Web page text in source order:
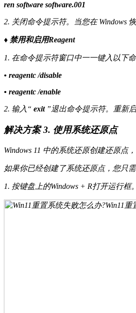
ren software software.001
2. 关闭命令提示符。当您在 Windows
♦ 禁用和启用Reagent
1. 在命令提示符窗口中一一键入以下
• reagentc /disable
• reagentc /enable
2. 输入“ exit ”退出命令提示符。重新
解决方案 3. 使用系统还原点
Windows 11 中的系统还原创建还原
如果你已经创建了系统还原点，您只
1. 按键盘上的Windows + R打开运行框